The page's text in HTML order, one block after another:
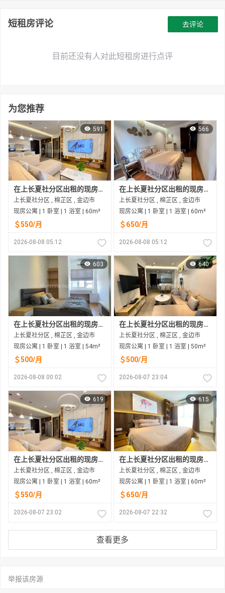
短租房评论
目前还没有人对此短租房进行点评
去评论
为您推荐
591
在上长夏社分区出租的现房公寓
上长夏社分区 , 棉芷区 , 金边市
现房公寓 | 1 卧室 | 1 浴室 | 60m²
＄550/月
2026-08-08 05:12
566
在上长夏社分区出租的现房公寓
上长夏社分区 , 棉芷区 , 金边市
现房公寓 | 1 卧室 | 1 浴室 | 60m²
＄650/月
2026-08-08 05:12
603
在上长夏社分区出租的现房公寓
上长夏社分区 , 棉芷区 , 金边市
现房公寓 | 1 卧室 | 1 浴室 | 54m²
＄500/月
2026-08-08 00:02
640
在上长夏社分区出租的现房公寓
上长夏社分区 , 棉芷区 , 金边市
现房公寓 | 1 卧室 | 1 浴室 | 50m²
＄500/月
2026-08-07 23:04
619
在上长夏社分区出租的现房公寓
上长夏社分区 , 棉芷区 , 金边市
现房公寓 | 1 卧室 | 1 浴室 | 60m²
＄550/月
2026-08-07 23:02
615
在上长夏社分区出租的现房公寓
上长夏社分区 , 棉芷区 , 金边市
现房公寓 | 1 卧室 | 1 浴室 | 60m²
＄650/月
2026-08-07 22:32
查看更多
举报该房源